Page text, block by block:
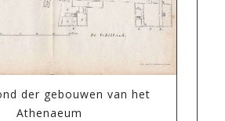
der gebouwen van het
Athenaeum